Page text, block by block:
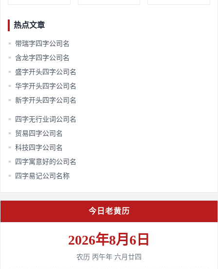
热点文章
■ 带瑞字四字公司名
■ 含龙字四字公司名
■ 盛字开头四字公司名
■ 华字开头四字公司名
■ 新字开头四字公司名
■ 四字无行业词公司名
■ 贸易四字公司名
■ 科技四字公司名
■ 四字寓意好的公司名
■ 四字易记公司名称
今日老黄历
2026年8月6日
农历 丙午年 六月廿四